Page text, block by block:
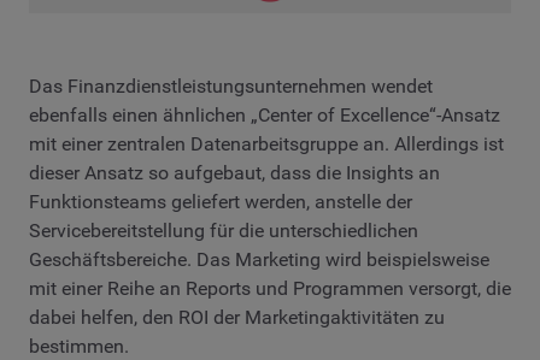
Das Finanzdienstleistungsunternehmen wendet
ebenfalls einen ähnlichen „Center of Excellence“-Ansatz
mit einer zentralen Datenarbeitsgruppe an. Allerdings ist
dieser Ansatz so aufgebaut, dass die Insights an
Funktionsteams geliefert werden, anstelle der
Servicebereitstellung für die unterschiedlichen
Geschäftsbereiche. Das Marketing wird beispielsweise
mit einer Reihe an Reports und Programmen versorgt, die
dabei helfen, den ROI der Marketingaktivitäten zu
bestimmen.